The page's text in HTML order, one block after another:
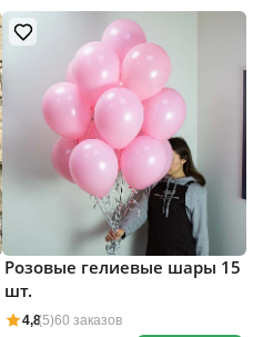
4,8(5)60 заказов
Розовые гелиевые шары 15
шт.